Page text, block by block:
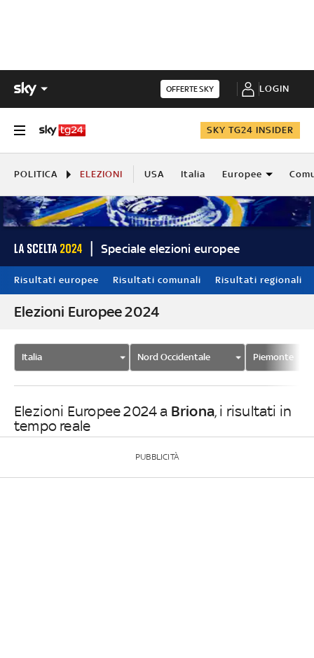
OFFERTE SKY LOGIN
SKY TG24 INSIDER
POLITICA ELEZIONI USA Italia Europee
Speciale elezioni europee
Risultati europee Risultati comunali Risultati regionali
Elezioni Europee 2024
Italia Nord Occidentale Piemonte
Elezioni Europee 2024 a Briona, i risultati in
tempo reale
PUBBLICITÀ